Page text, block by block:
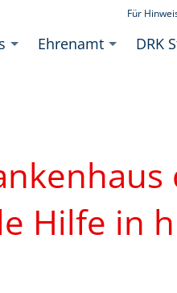
Für
Ehrenamt DRK
Hilfe in